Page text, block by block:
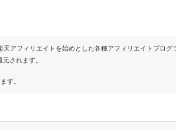
アフィリエイトを始めとした各種アフィリエイトプログ
されます。
す。